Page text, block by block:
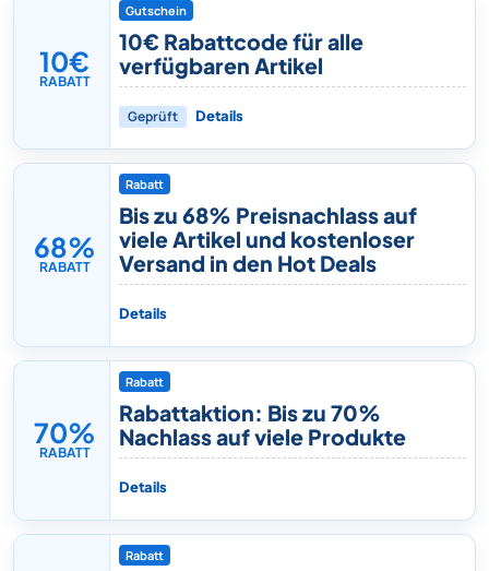
10€
RABATT
Gutschein
10€ Rabattcode für alle
verfügbaren Artikel
Geprüft Details
68%
RABATT
Rabatt
Bis zu 68% Preisnachlass auf
viele Artikel und kostenloser
Versand in den Hot Deals
Details
70%
RABATT
Rabatt
Rabattaktion: Bis zu 70%
Nachlass auf viele Produkte
Details
Rabatt